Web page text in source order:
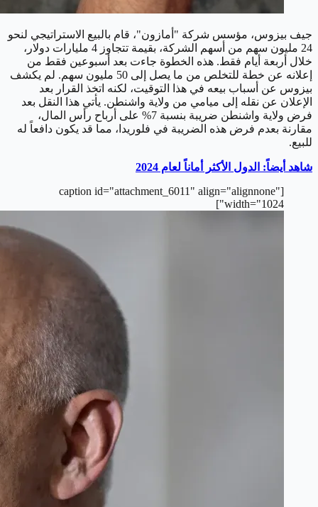
جيف بيزوس، مؤسس شركة "أمازون"، قام بالبيع الاستراتيجي لنحو
24 مليون سهم من أسهم الشركة، بقيمة تتجاوز 4 مليارات دولار،
خلال أربعة أيام فقط. هذه الخطوة جاءت بعد أسبوعين فقط من
إعلانه عن خطة للتخلص من ما يصل إلى 50 مليون سهم. لم يكشف
بيزوس عن أسباب بيعه في هذا التوقيت، لكنه اتخذ القرار بعد
الإعلان عن نقله إلى ميامي من ولاية واشنطن. يأتي هذا النقل بعد
فرض ولاية واشنطن ضريبة بنسبة 7% على أرباح رأس المال،
مقارنة بعدم فرض هذه الضريبة في فلوريدا، مما قد يكون دافعاً له
للبيع.
شاهد أيضاً: الدول الأكثر أماناً لعام 2024
[caption id="attachment_6011" align="alignnone"
width="1024"]